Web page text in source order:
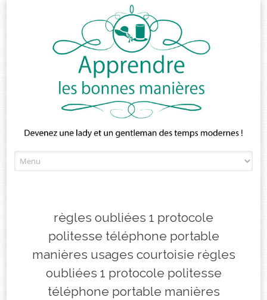
to
règles oubliées 1 protocole
politesse téléphone portable
manières usages courtoisie règles
oubliées 1 protocole politesse
téléphone portable manières